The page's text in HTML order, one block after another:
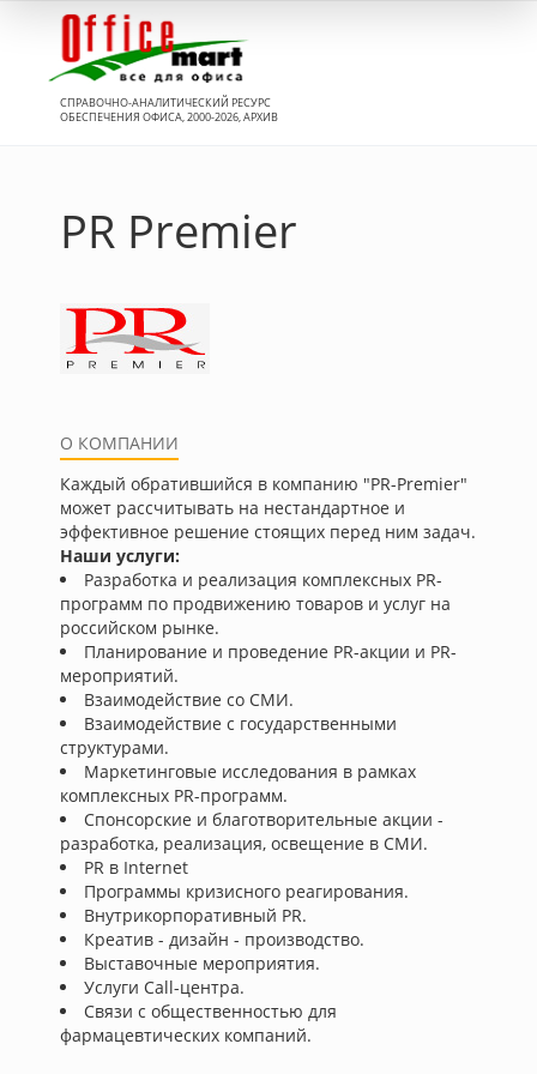
СПРАВОЧНО-АНАЛИТИЧЕСКИЙ РЕСУРС
ОБЕСПЕЧЕНИЯ ОФИСА, 2000-2026, АРХИВ
PR Premier
О КОМПАНИИ
Каждый обратившийся в компанию "PR-Premier"
может рассчитывать на нестандартное и
эффективное решение стоящих перед ним задач.
Наши услуги:
Разработка и реализация комплексных PR-
программ по продвижению товаров и услуг на
российском рынке.
Планирование и проведение PR-акции и PR-
мероприятий.
Взаимодействие со СМИ.
Взаимодействие с государственными
структурами.
Маркетинговые исследования в рамках
комплексных PR-программ.
Спонсорские и благотворительные акции -
разработка, реализация, освещение в СМИ.
PR в Internet
Программы кризисного реагирования.
Внутрикорпоративный PR.
Креатив - дизайн - производство.
Выставочные мероприятия.
Услуги Call-центра.
Связи с общественностью для
фармацевтических компаний.